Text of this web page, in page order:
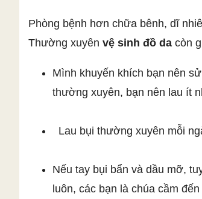
Phòng bệnh hơn chữa bênh, dĩ
Thường xuyên vệ sinh đồ da còn
Mình khuyến khích bạn nên
thường xuyên, bạn nên lau ít
Lau bụi thường xuyên mỗi
Nếu tay bụi bẩn và dầu mỡ,
luôn, các bạn là chúa cầm